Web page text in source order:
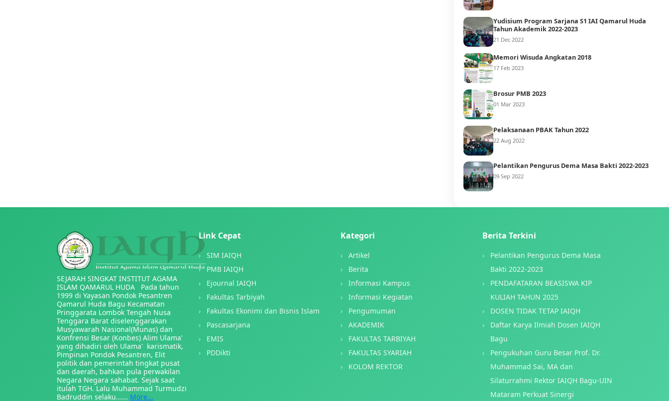
Yudisium Program Sarjana S1 IAI Qamarul Huda
Tahun Akademik 2022-2023
21 Dec 2022
Memori Wisuda Angkatan 2018
17 Feb 2023
Brosur PMB 2023
01 Mar 2023
Pelaksanaan PBAK Tahun 2022
22 Aug 2022
Pelantikan Pengurus Dema Masa Bakti 2022-2023
09 Sep 2022
SEJARAH SINGKAT INSTITUT AGAMA
ISLAM QAMARUL HUDA Pada tahun
1999 di Yayasan Pondok Pesantren
Qamarul Huda Bagu Kecamatan
Pringgarata Lombok Tengah Nusa
Tenggara Barat diselenggarakan
Musyawarah Nasional(Munas) dan
Konfrensi Besar (Konbes) Alim Ulama'
yang dihadiri oleh Ulama' karismatik,
Pimpinan Pondok Pesantren, Elit
politik dan pemerintah tingkat pusat
dan daerah, bahkan pula perwakilan
Negara Negara sahabat. Sejak saat
itulah TGH. Lalu Muhammad Turmudzi
Badruddin selaku...... More...
Link Cepat
SIM IAIQH
PMB IAIQH
Ejournal IAIQH
Fakultas Tarbiyah
Fakultas Ekonimi dan Bisnis Islam
Pascasarjana
EMIS
PDDikti
Kategori
Artikel
Berita
Informasi Kampus
Informasi Kegiatan
Pengumuman
AKADEMIK
FAKULTAS TARBIYAH
FAKULTAS SYARIAH
KOLOM REKTOR
Berita Terkini
Pelantikan Pengurus Dema Masa
Bakti 2022-2023
PENDAFATARAN BEASISWA KIP
KULIAH TAHUN 2025
DOSEN TIDAK TETAP IAIQH
Daftar Karya Ilmiah Dosen IAIQH
Bagu
Pengukuhan Guru Besar Prof. Dr.
Muhammad Sai, MA dan
Silaturrahmi Rektor IAIQH Bagu-UIN
Mataram Perkuat Sinergi